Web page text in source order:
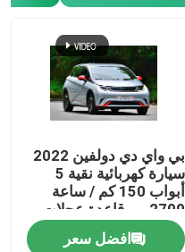
بي واي دي دولفين 2022
سيارة كهربائية نقية 5
أبواب 150 كم / ساعة
2700 مم قاعدة عجلات
افضل سعر